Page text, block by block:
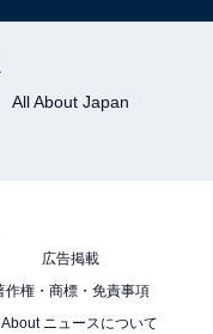
All About Japan
広告掲載
作権・商標・免責事項
ニュースについて